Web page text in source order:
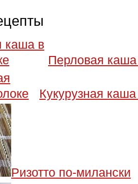
Перловая каша
Кукурузная
Ризотто по-милански